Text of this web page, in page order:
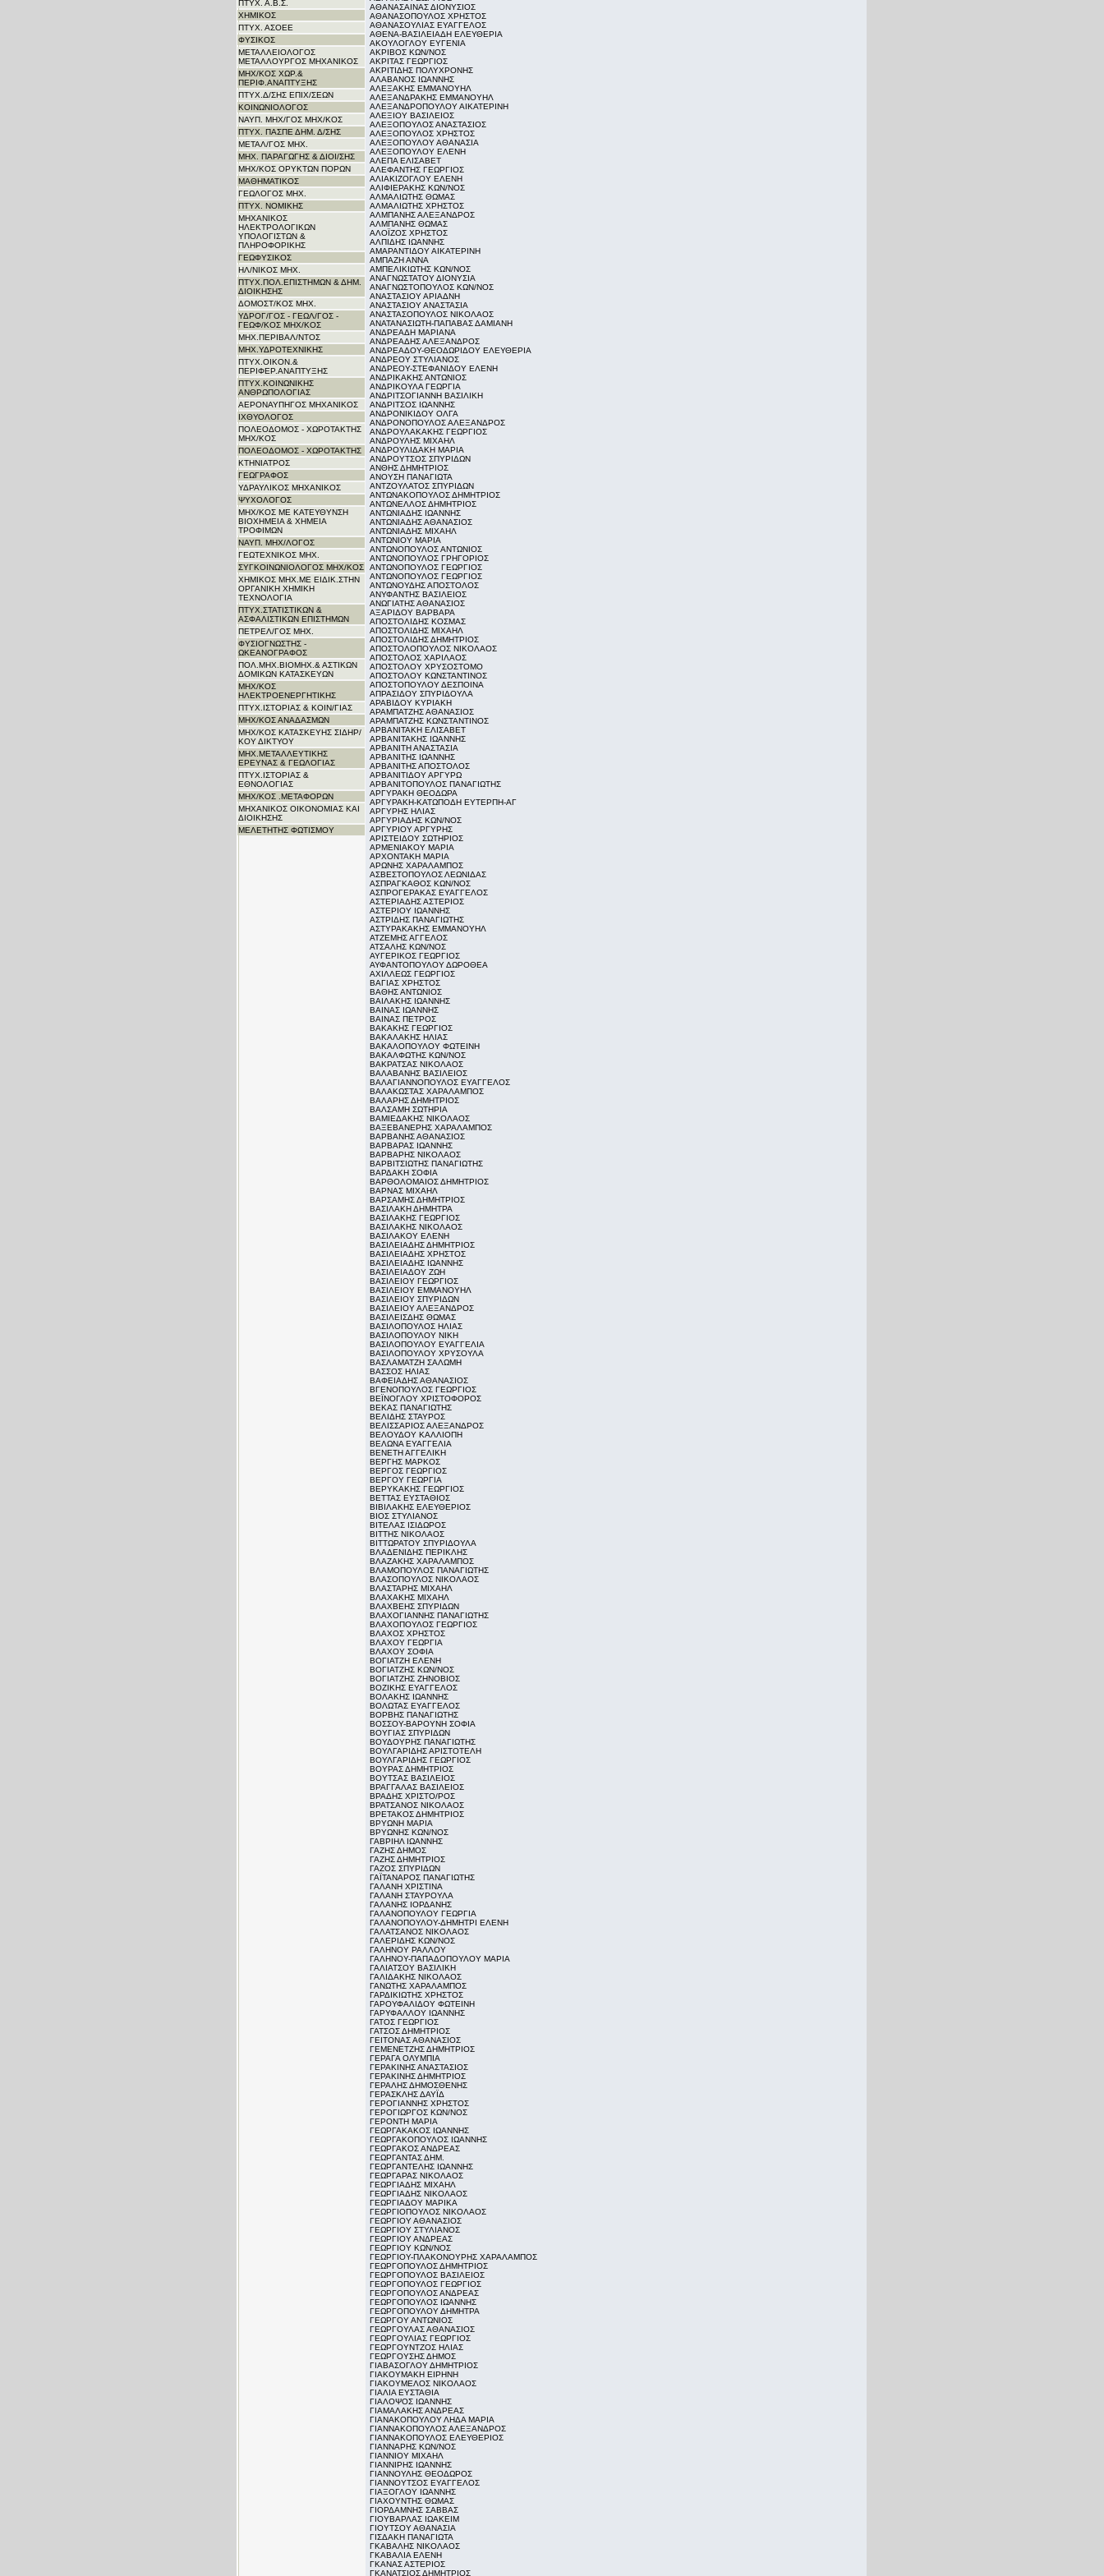
ΠΤΥΧ. Α.Β.Σ.
ΧΗΜΙΚΟΣ
ΠΤΥΧ. ΑΣΟΕΕ
ΦΥΣΙΚΟΣ
ΜΕΤΑΛΛΕΙΟΛΟΓΟΣ
ΜΕΤΑΛΛΟΥΡΓΟΣ ΜΗΧΑΝΙΚΟΣ
ΜΗΧ/ΚΟΣ ΧΩΡ.&
ΠΕΡΙΦ.ΑΝΑΠΤΥΞΗΣ
ΠΤΥΧ.Δ/ΣΗΣ ΕΠΙΧ/ΣΕΩΝ
ΚΟΙΝΩΝΙΟΛΟΓΟΣ
ΝΑΥΠ. ΜΗΧ/ΓΟΣ ΜΗΧ/KΟΣ
ΠΤΥΧ. ΠΑΣΠΕ ΔΗΜ. Δ/ΣΗΣ
ΜΕΤΑΛ/ΓΟΣ ΜΗΧ.
ΜΗΧ. ΠΑΡΑΓΩΓΗΣ & ΔΙΟΙ/ΣΗΣ
ΜΗΧ/ΚΟΣ ΟΡΥΚΤΩΝ ΠΟΡΩΝ
ΜΑΘΗΜΑΤΙΚΟΣ
ΓΕΩΛΟΓΟΣ ΜΗΧ.
ΠΤΥΧ. ΝΟΜΙΚΗΣ
ΜΗΧΑΝΙΚΟΣ
ΗΛΕΚΤΡΟΛΟΓΙΚΩΝ
ΥΠΟΛΟΓΙΣΤΩΝ &
ΠΛΗΡΟΦΟΡΙΚΗΣ
ΓΕΩΦΥΣΙΚΟΣ
ΗΛ/ΝΙΚΟΣ ΜΗΧ.
ΠΤΥΧ.ΠΟΛ.ΕΠΙΣΤΗΜΩΝ & ΔΗΜ.
ΔΙΟΙΚΗΣΗΣ
ΔΟΜΟΣΤ/ΚΟΣ ΜΗΧ.
ΥΔΡΟΓ/ΓΟΣ - ΓΕΩΛ/ΓΟΣ -
ΓΕΩΦ/ΚΟΣ ΜΗΧ/ΚΟΣ
ΜΗΧ.ΠΕΡΙΒΑΛ/ΝΤΟΣ
ΜΗΧ.ΥΔΡΟΤΕΧΝΙΚΗΣ
ΠΤΥΧ.ΟΙΚΟΝ.&
ΠΕΡΙΦΕΡ.ΑΝΑΠΤΥΞΗΣ
ΠΤΥΧ.ΚΟΙΝΩΝΙΚΗΣ
ΑΝΘΡΩΠΟΛΟΓΙΑΣ
ΑΕΡΟΝΑΥΠΗΓΟΣ ΜΗΧΑΝΙΚΟΣ
ΙΧΘΥΟΛΟΓΟΣ
ΠΟΛΕΟΔΟΜΟΣ - ΧΩΡΟΤΑΚΤΗΣ
ΜΗΧ/ΚΟΣ
ΠΟΛΕΟΔΟΜΟΣ - ΧΩΡΟΤΑΚΤΗΣ
ΚΤΗΝΙΑΤΡΟΣ
ΓΕΩΓΡΑΦΟΣ
ΥΔΡΑΥΛΙΚΟΣ ΜΗΧΑΝΙΚΟΣ
ΨΥΧΟΛΟΓΟΣ
ΜΗΧ/ΚΟΣ ΜΕ ΚΑΤΕΥΘΥΝΣΗ
ΒΙΟΧΗΜΕΙΑ & ΧΗΜΕΙΑ
ΤΡΟΦΙΜΩΝ
ΝΑΥΠ. ΜΗΧ/ΛΟΓΟΣ
ΓΕΩΤΕΧΝΙΚΟΣ ΜΗΧ.
ΣΥΓΚΟΙΝΩΝΙΟΛΟΓΟΣ ΜΗΧ/ΚΟΣ
ΧΗΜΙΚΟΣ ΜΗΧ.ΜΕ ΕΙΔΙΚ.ΣΤΗΝ
ΟΡΓΑΝΙΚΗ ΧΗΜΙΚΗ
ΤΕΧΝΟΛΟΓΙΑ
ΠΤΥΧ.ΣΤΑΤΙΣΤΙΚΩΝ &
ΑΣΦΑΛΙΣΤΙΚΩΝ ΕΠΙΣΤΗΜΩΝ
ΠΕΤΡΕΛ/ΓΟΣ ΜΗΧ.
ΦΥΣΙΟΓΝΩΣΤΗΣ -
ΩΚΕΑΝΟΓΡΑΦΟΣ
ΠΟΛ.ΜΗΧ.ΒΙΟΜΗΧ.& ΑΣΤΙΚΩΝ
ΔΟΜΙΚΩΝ ΚΑΤΑΣΚΕΥΩΝ
ΜΗΧ/ΚΟΣ
ΗΛΕΚΤΡΟΕΝΕΡΓΗΤΙΚΗΣ
ΠΤΥΧ.ΙΣΤΟΡΙΑΣ & ΚΟΙΝ/ΓΙΑΣ
ΜΗΧ/ΚΟΣ ΑΝΑΔΑΣΜΩΝ
ΜΗΧ/ΚΟΣ ΚΑΤΑΣΚΕΥΗΣ ΣΙΔΗΡ/
ΚΟΥ ΔΙΚΤΥΟΥ
ΜΗΧ.ΜΕΤΑΛΛΕΥΤΙΚΗΣ
ΕΡΕΥΝΑΣ & ΓΕΩΛΟΓΙΑΣ
ΠΤΥΧ.ΙΣΤΟΡΙΑΣ &
ΕΘΝΟΛΟΓΙΑΣ
ΜΗΧ/ΚΟΣ .ΜΕΤΑΦΟΡΩΝ
ΜΗΧΑΝΙΚΟΣ ΟΙΚΟΝΟΜΙΑΣ ΚΑΙ
ΔΙΟΙΚΗΣΗΣ
ΜΕΛΕΤΗΤΗΣ ΦΩΤΙΣΜΟΥ
ΑΘΑΝΑΣΑΙΝΑΣ ΔΙΟΝΥΣΙΟΣ
ΑΘΑΝΑΣΟΠΟΥΛΟΣ ΧΡΗΣΤΟΣ
ΑΘΑΝΑΣΟΥΛΙΑΣ ΕΥΑΓΓΕΛΟΣ
ΑΘΕΝΑ-ΒΑΣΙΛΕΙΑΔΗ ΕΛΕΥΘΕΡΙΑ
ΑΚΟΥΛΟΓΛΟΥ ΕΥΓΕΝΙΑ
ΑΚΡΙΒΟΣ ΚΩΝ/ΝΟΣ
ΑΚΡΙΤΑΣ ΓΕΩΡΓΙΟΣ
ΑΚΡΙΤΙΔΗΣ ΠΟΛΥΧΡΟΝΗΣ
ΑΛΑΒΑΝΟΣ ΙΩΑΝΝΗΣ
ΑΛΕΞΑΚΗΣ ΕΜΜΑΝΟΥΗΛ
ΑΛΕΞΑΝΔΡΑΚΗΣ ΕΜΜΑΝΟΥΗΛ
ΑΛΕΞΑΝΔΡΟΠΟΥΛΟΥ ΑΙΚΑΤΕΡΙΝΗ
ΑΛΕΞΙΟΥ ΒΑΣΙΛΕΙΟΣ
ΑΛΕΞΟΠΟΥΛΟΣ ΑΝΑΣΤΑΣΙΟΣ
ΑΛΕΞΟΠΟΥΛΟΣ ΧΡΗΣΤΟΣ
ΑΛΕΞΟΠΟΥΛΟΥ ΑΘΑΝΑΣΙΑ
ΑΛΕΞΟΠΟΥΛΟΥ ΕΛΕΝΗ
ΑΛΕΠΑ ΕΛΙΣΑΒΕΤ
ΑΛΕΦΑΝΤΗΣ ΓΕΩΡΓΙΟΣ
ΑΛΙΑΚΙΖΟΓΛΟΥ ΕΛΕΝΗ
ΑΛΙΦΙΕΡΑΚΗΣ ΚΩΝ/ΝΟΣ
ΑΛΜΑΛΙΩΤΗΣ ΘΩΜΑΣ
ΑΛΜΑΛΙΩΤΗΣ ΧΡΗΣΤΟΣ
ΑΛΜΠΑΝΗΣ ΑΛΕΞΑΝΔΡΟΣ
ΑΛΜΠΑΝΗΣ ΘΩΜΑΣ
ΑΛΟΪΖΟΣ ΧΡΗΣΤΟΣ
ΑΛΠΙΔΗΣ ΙΩΑΝΝΗΣ
ΑΜΑΡΑΝΤΙΔΟΥ ΑΙΚΑΤΕΡΙΝΗ
ΑΜΠΑΖΗ ΑΝΝΑ
ΑΜΠΕΛΙΚΙΩΤΗΣ ΚΩΝ/ΝΟΣ
ΑΝΑΓΝΩΣΤΑΤΟΥ ΔΙΟΝΥΣΙΑ
ΑΝΑΓΝΩΣΤΟΠΟΥΛΟΣ ΚΩΝ/ΝΟΣ
ΑΝΑΣΤΑΣΙΟΥ ΑΡΙΑΔΝΗ
ΑΝΑΣΤΑΣΙΟΥ ΑΝΑΣΤΑΣΙΑ
ΑΝΑΣΤΑΣΟΠΟΥΛΟΣ ΝΙΚΟΛΑΟΣ
ΑΝΑΤΑΝΑΣΙΩΤΗ-ΠΑΠΑΒΑΣ ΔΑΜΙΑΝΗ
ΑΝΔΡΕΑΔΗ ΜΑΡΙΑΝΑ
ΑΝΔΡΕΑΔΗΣ ΑΛΕΞΑΝΔΡΟΣ
ΑΝΔΡΕΑΔΟΥ-ΘΕΟΔΩΡΙΔΟΥ ΕΛΕΥΘΕΡΙΑ
ΑΝΔΡΕΟΥ ΣΤΥΛΙΑΝΟΣ
ΑΝΔΡΕΟΥ-ΣΤΕΦΑΝΙΔΟΥ ΕΛΕΝΗ
ΑΝΔΡΙΚΑΚΗΣ ΑΝΤΩΝΙΟΣ
ΑΝΔΡΙΚΟΥΛΑ ΓΕΩΡΓΙΑ
ΑΝΔΡΙΤΣΟΓΙΑΝΝΗ ΒΑΣΙΛΙΚΗ
ΑΝΔΡΙΤΣΟΣ ΙΩΑΝΝΗΣ
ΑΝΔΡΟΝΙΚΙΔΟΥ ΟΛΓΑ
ΑΝΔΡΟΝΟΠΟΥΛΟΣ ΑΛΕΞΑΝΔΡΟΣ
ΑΝΔΡΟΥΛΑΚΑΚΗΣ ΓΕΩΡΓΙΟΣ
ΑΝΔΡΟΥΛΗΣ ΜΙΧΑΗΛ
ΑΝΔΡΟΥΛΙΔΑΚΗ ΜΑΡΙΑ
ΑΝΔΡΟΥΤΣΟΣ ΣΠΥΡΙΔΩΝ
ΑΝΘΗΣ ΔΗΜΗΤΡΙΟΣ
ΑΝΟΥΣΗ ΠΑΝΑΓΙΩΤΑ
ΑΝΤΖΟΥΛΑΤΟΣ ΣΠΥΡΙΔΩΝ
ΑΝΤΩΝΑΚΟΠΟΥΛΟΣ ΔΗΜΗΤΡΙΟΣ
ΑΝΤΩΝΕΛΛΟΣ ΔΗΜΗΤΡΙΟΣ
ΑΝΤΩΝΙΑΔΗΣ ΙΩΑΝΝΗΣ
ΑΝΤΩΝΙΑΔΗΣ ΑΘΑΝΑΣΙΟΣ
ΑΝΤΩΝΙΑΔΗΣ ΜΙΧΑΗΛ
ΑΝΤΩΝΙΟΥ ΜΑΡΙΑ
ΑΝΤΩΝΟΠΟΥΛΟΣ ΑΝΤΩΝΙΟΣ
ΑΝΤΩΝΟΠΟΥΛΟΣ ΓΡΗΓΟΡΙΟΣ
ΑΝΤΩΝΟΠΟΥΛΟΣ ΓΕΩΡΓΙΟΣ
ΑΝΤΩΝΟΠΟΥΛΟΣ ΓΕΩΡΓΙΟΣ
ΑΝΤΩΝΟΥΔΗΣ ΑΠΟΣΤΟΛΟΣ
ΑΝΥΦΑΝΤΗΣ ΒΑΣΙΛΕΙΟΣ
ΑΝΩΓΙΑΤΗΣ ΑΘΑΝΑΣΙΟΣ
ΑΞΑΡΙΔΟΥ ΒΑΡΒΑΡΑ
ΑΠΟΣΤΟΛΙΔΗΣ ΚΟΣΜΑΣ
ΑΠΟΣΤΟΛΙΔΗΣ ΜΙΧΑΗΛ
ΑΠΟΣΤΟΛΙΔΗΣ ΔΗΜΗΤΡΙΟΣ
ΑΠΟΣΤΟΛΟΠΟΥΛΟΣ ΝΙΚΟΛΑΟΣ
ΑΠΟΣΤΟΛΟΣ ΧΑΡΙΛΑΟΣ
ΑΠΟΣΤΟΛΟΥ ΧΡΥΣΟΣΤΟΜΟ
ΑΠΟΣΤΟΛΟΥ ΚΩΝΣΤΑΝΤΙΝΟΣ
ΑΠΟΣΤΟΠΟΥΛΟΥ ΔΕΣΠΟΙΝΑ
ΑΠΡΑΣΙΔΟΥ ΣΠΥΡΙΔΟΥΛΑ
ΑΡΑΒΙΔΟΥ ΚΥΡΙΑΚΗ
ΑΡΑΜΠΑΤΖΗΣ ΑΘΑΝΑΣΙΟΣ
ΑΡΑΜΠΑΤΖΗΣ ΚΩΝΣΤΑΝΤΙΝΟΣ
ΑΡΒΑΝΙΤΑΚΗ ΕΛΙΣΑΒΕΤ
ΑΡΒΑΝΙΤΑΚΗΣ ΙΩΑΝΝΗΣ
ΑΡΒΑΝΙΤΗ ΑΝΑΣΤΑΣΙΑ
ΑΡΒΑΝΙΤΗΣ ΙΩΑΝΝΗΣ
ΑΡΒΑΝΙΤΗΣ ΑΠΟΣΤΟΛΟΣ
ΑΡΒΑΝΙΤΙΔΟΥ ΑΡΓΥΡΩ
ΑΡΒΑΝΙΤΟΠΟΥΛΟΣ ΠΑΝΑΓΙΩΤΗΣ
ΑΡΓΥΡΑΚΗ ΘΕΟΔΩΡΑ
ΑΡΓΥΡΑΚΗ-ΚΑΤΩΠΟΔΗ ΕΥΤΕΡΠΗ-ΑΓ
ΑΡΓΥΡΗΣ ΗΛΙΑΣ
ΑΡΓΥΡΙΑΔΗΣ ΚΩΝ/ΝΟΣ
ΑΡΓΥΡΙΟΥ ΑΡΓΥΡΗΣ
ΑΡΙΣΤΕΙΔΟΥ ΣΩΤΗΡΙΟΣ
ΑΡΜΕΝΙΑΚΟΥ ΜΑΡΙΑ
ΑΡΧΟΝΤΑΚΗ ΜΑΡΙΑ
ΑΡΩΝΗΣ ΧΑΡΑΛΑΜΠΟΣ
ΑΣΒΕΣΤΟΠΟΥΛΟΣ ΛΕΩΝΙΔΑΣ
ΑΣΠΡΑΓΚΑΘΟΣ ΚΩΝ/ΝΟΣ
ΑΣΠΡΟΓΕΡΑΚΑΣ ΕΥΑΓΓΕΛΟΣ
ΑΣΤΕΡΙΑΔΗΣ ΑΣΤΕΡΙΟΣ
ΑΣΤΕΡΙΟΥ ΙΩΑΝΝΗΣ
ΑΣΤΡΙΔΗΣ ΠΑΝΑΓΙΩΤΗΣ
ΑΣΤΥΡΑΚΑΚΗΣ ΕΜΜΑΝΟΥΗΛ
ΑΤΖΕΜΗΣ ΑΓΓΕΛΟΣ
ΑΤΣΑΛΗΣ ΚΩΝ/ΝΟΣ
ΑΥΓΕΡΙΚΟΣ ΓΕΩΡΓΙΟΣ
ΑΥΦΑΝΤΟΠΟΥΛΟΥ ΔΩΡΟΘΕΑ
ΑΧΙΛΛΕΩΣ ΓΕΩΡΓΙΟΣ
ΒΑΓΙΑΣ ΧΡΗΣΤΟΣ
ΒΑΘΗΣ ΑΝΤΩΝΙΟΣ
ΒΑΙΛΑΚΗΣ ΙΩΑΝΝΗΣ
ΒΑΙΝΑΣ ΙΩΑΝΝΗΣ
ΒΑΙΝΑΣ ΠΕΤΡΟΣ
ΒΑΚΑΚΗΣ ΓΕΩΡΓΙΟΣ
ΒΑΚΑΛΑΚΗΣ ΗΛΙΑΣ
ΒΑΚΑΛΟΠΟΥΛΟΥ ΦΩΤΕΙΝΗ
ΒΑΚΑΛΦΩΤΗΣ ΚΩΝ/ΝΟΣ
ΒΑΚΡΑΤΣΑΣ ΝΙΚΟΛΑΟΣ
ΒΑΛΑΒΑΝΗΣ ΒΑΣΙΛΕΙΟΣ
ΒΑΛΑΓΙΑΝΝΟΠΟΥΛΟΣ ΕΥΑΓΓΕΛΟΣ
ΒΑΛΑΚΩΣΤΑΣ ΧΑΡΑΛΑΜΠΟΣ
ΒΑΛΑΡΗΣ ΔΗΜΗΤΡΙΟΣ
ΒΑΛΣΑΜΗ ΣΩΤΗΡΙΑ
ΒΑΜΙΕΔΑΚΗΣ ΝΙΚΟΛΑΟΣ
ΒΑΞΕΒΑΝΕΡΗΣ ΧΑΡΑΛΑΜΠΟΣ
ΒΑΡΒΑΝΗΣ ΑΘΑΝΑΣΙΟΣ
ΒΑΡΒΑΡΑΣ ΙΩΑΝΝΗΣ
ΒΑΡΒΑΡΗΣ ΝΙΚΟΛΑΟΣ
ΒΑΡΒΙΤΣΙΩΤΗΣ ΠΑΝΑΓΙΩΤΗΣ
ΒΑΡΔΑΚΗ ΣΟΦΙΑ
ΒΑΡΘΟΛΟΜΑΙΟΣ ΔΗΜΗΤΡΙΟΣ
ΒΑΡΝΑΣ ΜΙΧΑΗΛ
ΒΑΡΣΑΜΗΣ ΔΗΜΗΤΡΙΟΣ
ΒΑΣΙΛΑΚΗ ΔΗΜΗΤΡΑ
ΒΑΣΙΛΑΚΗΣ ΓΕΩΡΓΙΟΣ
ΒΑΣΙΛΑΚΗΣ ΝΙΚΟΛΑΟΣ
ΒΑΣΙΛΑΚΟΥ ΕΛΕΝΗ
ΒΑΣΙΛΕΙΑΔΗΣ ΔΗΜΗΤΡΙΟΣ
ΒΑΣΙΛΕΙΑΔΗΣ ΧΡΗΣΤΟΣ
ΒΑΣΙΛΕΙΑΔΗΣ ΙΩΑΝΝΗΣ
ΒΑΣΙΛΕΙΑΔΟΥ ΖΩΗ
ΒΑΣΙΛΕΙΟΥ ΓΕΩΡΓΙΟΣ
ΒΑΣΙΛΕΙΟΥ ΕΜΜΑΝΟΥΗΛ
ΒΑΣΙΛΕΙΟΥ ΣΠΥΡΙΔΩΝ
ΒΑΣΙΛΕΙΟΥ ΑΛΕΞΑΝΔΡΟΣ
ΒΑΣΙΛΕΙΣΔΗΣ ΘΩΜΑΣ
ΒΑΣΙΛΟΠΟΥΛΟΣ ΗΛΙΑΣ
ΒΑΣΙΛΟΠΟΥΛΟΥ ΝΙΚΗ
ΒΑΣΙΛΟΠΟΥΛΟΥ ΕΥΑΓΓΕΛΙΑ
ΒΑΣΙΛΟΠΟΥΛΟΥ ΧΡΥΣΟΥΛΑ
ΒΑΣΛΑΜΑΤΖΗ ΣΑΛΩΜΗ
ΒΑΣΣΟΣ ΗΛΙΑΣ
ΒΑΦΕΙΑΔΗΣ ΑΘΑΝΑΣΙΟΣ
ΒΓΕΝΟΠΟΥΛΟΣ ΓΕΩΡΓΙΟΣ
ΒΕΪΝΟΓΛΟΥ ΧΡΙΣΤΟΦΟΡΟΣ
ΒΕΚΑΣ ΠΑΝΑΓΙΩΤΗΣ
ΒΕΛΙΔΗΣ ΣΤΑΥΡΟΣ
ΒΕΛΙΣΣΑΡΙΟΣ ΑΛΕΞΑΝΔΡΟΣ
ΒΕΛΟΥΔΟΥ ΚΑΛΛΙΟΠΗ
ΒΕΛΩΝΑ ΕΥΑΓΓΕΛΙΑ
ΒΕΝΕΤΗ ΑΓΓΕΛΙΚΗ
ΒΕΡΓΗΣ ΜΑΡΚΟΣ
ΒΕΡΓΟΣ ΓΕΩΡΓΙΟΣ
ΒΕΡΓΟΥ ΓΕΩΡΓΙΑ
ΒΕΡΥΚΑΚΗΣ ΓΕΩΡΓΙΟΣ
ΒΕΤΤΑΣ ΕΥΣΤΑΘΙΟΣ
ΒΙΒΙΛΑΚΗΣ ΕΛΕΥΘΕΡΙΟΣ
ΒΙΟΣ ΣΤΥΛΙΑΝΟΣ
ΒΙΤΕΛΑΣ ΙΣΙΔΩΡΟΣ
ΒΙΤΤΗΣ ΝΙΚΟΛΑΟΣ
ΒΙΤΤΩΡΑΤΟΥ ΣΠΥΡΙΔΟΥΛΑ
ΒΛΑΔΕΝΙΔΗΣ ΠΕΡΙΚΛΗΣ
ΒΛΑΖΑΚΗΣ ΧΑΡΑΛΑΜΠΟΣ
ΒΛΑΜΟΠΟΥΛΟΣ ΠΑΝΑΓΙΩΤΗΣ
ΒΛΑΣΟΠΟΥΛΟΣ ΝΙΚΟΛΑΟΣ
ΒΛΑΣΤΑΡΗΣ ΜΙΧΑΗΛ
ΒΛΑΧΑΚΗΣ ΜΙΧΑΗΛ
ΒΛΑΧΒΕΗΣ ΣΠΥΡΙΔΩΝ
ΒΛΑΧΟΓΙΑΝΝΗΣ ΠΑΝΑΓΙΩΤΗΣ
ΒΛΑΧΟΠΟΥΛΟΣ ΓΕΩΡΓΙΟΣ
ΒΛΑΧΟΣ ΧΡΗΣΤΟΣ
ΒΛΑΧΟΥ ΓΕΩΡΓΙΑ
ΒΛΑΧΟΥ ΣΟΦΙΑ
ΒΟΓΙΑΤΖΗ ΕΛΕΝΗ
ΒΟΓΙΑΤΖΗΣ ΚΩΝ/ΝΟΣ
ΒΟΓΙΑΤΖΗΣ ΖΗΝΟΒΙΟΣ
ΒΟΖΙΚΗΣ ΕΥΑΓΓΕΛΟΣ
ΒΟΛΑΚΗΣ ΙΩΑΝΝΗΣ
ΒΟΛΩΤΑΣ ΕΥΑΓΓΕΛΟΣ
ΒΟΡΒΗΣ ΠΑΝΑΓΙΩΤΗΣ
ΒΟΣΣΟΥ-ΒΑΡΟΥΝΗ ΣΟΦΙΑ
ΒΟΥΓΙΑΣ ΣΠΥΡΙΔΩΝ
ΒΟΥΔΟΥΡΗΣ ΠΑΝΑΓΙΩΤΗΣ
ΒΟΥΛΓΑΡΙΔΗΣ ΑΡΙΣΤΟΤΕΛΗ
ΒΟΥΛΓΑΡΙΔΗΣ ΓΕΩΡΓΙΟΣ
ΒΟΥΡΑΣ ΔΗΜΗΤΡΙΟΣ
ΒΟΥΤΣΑΣ ΒΑΣΙΛΕΙΟΣ
ΒΡΑΓΓΑΛΑΣ ΒΑΣΙΛΕΙΟΣ
ΒΡΑΔΗΣ ΧΡΙΣΤΟ/ΡΟΣ
ΒΡΑΤΣΑΝΟΣ ΝΙΚΟΛΑΟΣ
ΒΡΕΤΑΚΟΣ ΔΗΜΗΤΡΙΟΣ
ΒΡΥΩΝΗ ΜΑΡΙΑ
ΒΡΥΩΝΗΣ ΚΩΝ/ΝΟΣ
ΓΑΒΡΙΗΛ ΙΩΑΝΝΗΣ
ΓΑΖΗΣ ΔΗΜΟΣ
ΓΑΖΗΣ ΔΗΜΗΤΡΙΟΣ
ΓΑΖΟΣ ΣΠΥΡΙΔΩΝ
ΓΑΪΤΑΝΑΡΟΣ ΠΑΝΑΓΙΩΤΗΣ
ΓΑΛΑΝΗ ΧΡΙΣΤΙΝΑ
ΓΑΛΑΝΗ ΣΤΑΥΡΟΥΛΑ
ΓΑΛΑΝΗΣ ΙΟΡΔΑΝΗΣ
ΓΑΛΑΝΟΠΟΥΛΟΥ ΓΕΩΡΓΙΑ
ΓΑΛΑΝΟΠΟΥΛΟΥ-ΔΗΜΗΤΡΙ ΕΛΕΝΗ
ΓΑΛΑΤΣΑΝΟΣ ΝΙΚΟΛΑΟΣ
ΓΑΛΕΡΙΔΗΣ ΚΩΝ/ΝΟΣ
ΓΑΛΗΝΟΥ ΡΑΛΛΟΥ
ΓΑΛΗΝΟΥ-ΠΑΠΑΔΟΠΟΥΛΟΥ ΜΑΡΙΑ
ΓΑΛΙΑΤΣΟΥ ΒΑΣΙΛΙΚΗ
ΓΑΛΙΔΑΚΗΣ ΝΙΚΟΛΑΟΣ
ΓΑΝΩΤΗΣ ΧΑΡΑΛΑΜΠΟΣ
ΓΑΡΔΙΚΙΩΤΗΣ ΧΡΗΣΤΟΣ
ΓΑΡΟΥΦΑΛΙΔΟΥ ΦΩΤΕΙΝΗ
ΓΑΡΥΦΑΛΛΟΥ ΙΩΑΝΝΗΣ
ΓΑΤΟΣ ΓΕΩΡΓΙΟΣ
ΓΑΤΣΟΣ ΔΗΜΗΤΡΙΟΣ
ΓΕΙΤΟΝΑΣ ΑΘΑΝΑΣΙΟΣ
ΓΕΜΕΝΕΤΖΗΣ ΔΗΜΗΤΡΙΟΣ
ΓΕΡΑΓΑ ΟΛΥΜΠΙΑ
ΓΕΡΑΚΙΝΗΣ ΑΝΑΣΤΑΣΙΟΣ
ΓΕΡΑΚΙΝΗΣ ΔΗΜΗΤΡΙΟΣ
ΓΕΡΑΛΗΣ ΔΗΜΟΣΘΕΝΗΣ
ΓΕΡΑΣΚΛΗΣ ΔΑΥΪΔ
ΓΕΡΟΓΙΑΝΝΗΣ ΧΡΗΣΤΟΣ
ΓΕΡΟΓΙΩΡΓΟΣ ΚΩΝ/ΝΟΣ
ΓΕΡΟΝΤΗ ΜΑΡΙΑ
ΓΕΩΡΓΑΚΑΚΟΣ ΙΩΑΝΝΗΣ
ΓΕΩΡΓΑΚΟΠΟΥΛΟΣ ΙΩΑΝΝΗΣ
ΓΕΩΡΓΑΚΟΣ ΑΝΔΡΕΑΣ
ΓΕΩΡΓΑΝΤΑΣ ΔΗΜ.
ΓΕΩΡΓΑΝΤΕΛΗΣ ΙΩΑΝΝΗΣ
ΓΕΩΡΓΑΡΑΣ ΝΙΚΟΛΑΟΣ
ΓΕΩΡΓΙΑΔΗΣ ΜΙΧΑΗΛ
ΓΕΩΡΓΙΑΔΗΣ ΝΙΚΟΛΑΟΣ
ΓΕΩΡΓΙΑΔΟΥ ΜΑΡΙΚΑ
ΓΕΩΡΓΙΟΠΟΥΛΟΣ ΝΙΚΟΛΑΟΣ
ΓΕΩΡΓΙΟΥ ΑΘΑΝΑΣΙΟΣ
ΓΕΩΡΓΙΟΥ ΣΤΥΛΙΑΝΟΣ
ΓΕΩΡΓΙΟΥ ΑΝΔΡΕΑΣ
ΓΕΩΡΓΙΟΥ ΚΩΝ/ΝΟΣ
ΓΕΩΡΓΙΟΥ-ΠΛΑΚΟΝΟΥΡΗΣ ΧΑΡΑΛΑΜΠΟΣ
ΓΕΩΡΓΟΠΟΥΛΟΣ ΔΗΜΗΤΡΙΟΣ
ΓΕΩΡΓΟΠΟΥΛΟΣ ΒΑΣΙΛΕΙΟΣ
ΓΕΩΡΓΟΠΟΥΛΟΣ ΓΕΩΡΓΙΟΣ
ΓΕΩΡΓΟΠΟΥΛΟΣ ΑΝΔΡΕΑΣ
ΓΕΩΡΓΟΠΟΥΛΟΣ ΙΩΑΝΝΗΣ
ΓΕΩΡΓΟΠΟΥΛΟΥ ΔΗΜΗΤΡΑ
ΓΕΩΡΓΟΥ ΑΝΤΩΝΙΟΣ
ΓΕΩΡΓΟΥΛΑΣ ΑΘΑΝΑΣΙΟΣ
ΓΕΩΡΓΟΥΛΙΑΣ ΓΕΩΡΓΙΟΣ
ΓΕΩΡΓΟΥΝΤΖΟΣ ΗΛΙΑΣ
ΓΕΩΡΓΟΥΣΗΣ ΔΗΜΟΣ
ΓΙΑΒΑΣΟΓΛΟΥ ΔΗΜΗΤΡΙΟΣ
ΓΙΑΚΟΥΜΑΚΗ ΕΙΡΗΝΗ
ΓΙΑΚΟΥΜΕΛΟΣ ΝΙΚΟΛΑΟΣ
ΓΙΑΛΙΑ ΕΥΣΤΑΘΙΑ
ΓΙΑΛΟΨΟΣ ΙΩΑΝΝΗΣ
ΓΙΑΜΑΛΑΚΗΣ ΑΝΔΡΕΑΣ
ΓΙΑΝΑΚΟΠΟΥΛΟΥ ΛΗΔΑ ΜΑΡΙΑ
ΓΙΑΝΝΑΚΟΠΟΥΛΟΣ ΑΛΕΞΑΝΔΡΟΣ
ΓΙΑΝΝΑΚΟΠΟΥΛΟΣ ΕΛΕΥΘΕΡΙΟΣ
ΓΙΑΝΝΑΡΗΣ ΚΩΝ/ΝΟΣ
ΓΙΑΝΝΙΟΥ ΜΙΧΑΗΛ
ΓΙΑΝΝΙΡΗΣ ΙΩΑΝΝΗΣ
ΓΙΑΝΝΟΥΛΗΣ ΘΕΟΔΩΡΟΣ
ΓΙΑΝΝΟΥΤΣΟΣ ΕΥΑΓΓΕΛΟΣ
ΓΙΑΞΟΓΛΟΥ ΙΩΑΝΝΗΣ
ΓΙΑΧΟΥΝΤΗΣ ΘΩΜΑΣ
ΓΙΟΡΔΑΜΝΗΣ ΣΑΒΒΑΣ
ΓΙΟΥΒΑΡΛΑΣ ΙΩΑΚΕΙΜ
ΓΙΟΥΤΣΟΥ ΑΘΑΝΑΣΙΑ
ΓΙΣΔΑΚΗ ΠΑΝΑΓΙΩΤΑ
ΓΚΑΒΑΛΗΣ ΝΙΚΟΛΑΟΣ
ΓΚΑΒΑΛΙΑ ΕΛΕΝΗ
ΓΚΑΝΑΣ ΑΣΤΕΡΙΟΣ
ΓΚΑΝΑΤΣΙΟΣ ΔΗΜΗΤΡΙΟΣ